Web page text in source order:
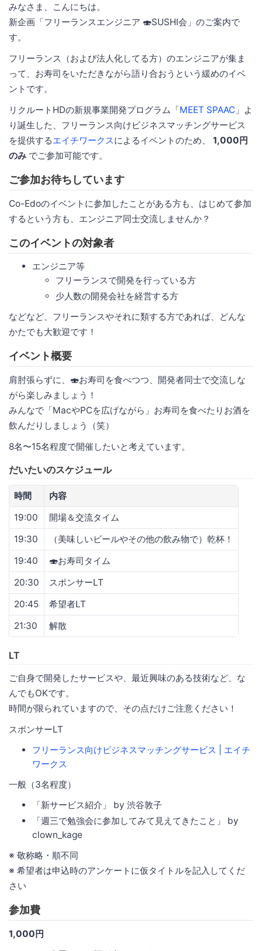
みなさま、こんにちは。
新企画「フリーランスエンジニア 🍣SUSHI会」のご案内で
す。
フリーランス（および法人化してる方）のエンジニアが集ま
って、お寿司をいただきながら語り合おうという緩めのイベ
ントです。
リクルートHDの新規事業開発プログラム「MEET SPAAC 」よ
り誕生した、フリーランス向けビジネスマッチングサービス
を提供するエイチワークスによるイベントのため、 1,000円
のみ でご参加可能です。
ご参加お待ちしています
Co-Edoのイベントに参加したことがある方も、はじめて参加
するという方も、エンジニア同士交流しませんか？
このイベントの対象者
エンジニア等
フリーランスで開発を行っている方
少人数の開発会社を経営する方
などなど、フリーランスやそれに類する方であれば、どんな
かたでも大歓迎です！
イベント概要
肩肘張らずに、🍣お寿司を食べつつ、開発者同士で交流しな
がら楽しみましょう！
みんなで「MacやPCを広げながら」お寿司を食べたりお酒を
飲んだりしましょう（笑）
8名〜15名程度で開催したいと考えています。
だいたいのスケジュール
時間
内容
19:00
開場＆交流タイム
19:30
（美味しいビールやその他の飲み物で）乾杯！
19:40
🍣お寿司タイム
20:30
スポンサーLT
20:45
希望者LT
21:30
解散
LT
ご自身で開発したサービスや、最近興味のある技術など、な
んでもOKです。
時間が限られていますので、その点だけご注意ください！
スポンサーLT
フリーランス向けビジネスマッチングサービス | エイチ
ワークス
一般（3名程度）
「新サービス紹介」 by 渋谷敦子
「週三で勉強会に参加してみて見えてきたこと」 by
clown_kage
※ 敬称略・順不同
※ 希望者は申込時のアンケートに仮タイトルを記入してくだ
さい
参加費
1,000円